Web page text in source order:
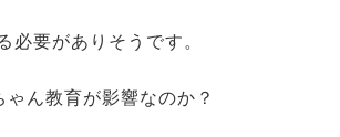
必要がありそうです。
ん教育が影響なのか？